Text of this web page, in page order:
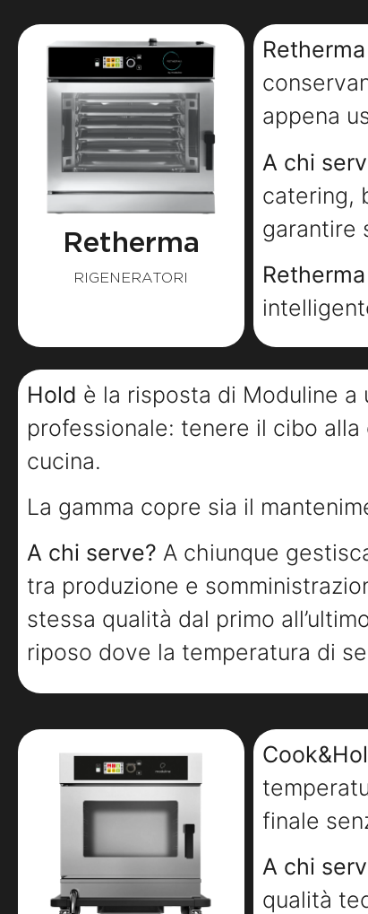
Retherma
RIGENERATORI
Retherma
appena
A chi
catering,
garantire
Retherma
Hold è la risposta di Moduline
professionale: tenere il cibo
cucina.
La gamma copre sia il
A chi serve? A chiunque
tra produzione e
stessa qualità dal primo
riposo dove la temperatura di
finale
A chi
qualità